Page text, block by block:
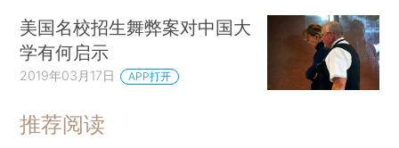
美国名校招生舞弊案对中国大
学有何启示
2019年03月17日 APP打开
推荐阅读